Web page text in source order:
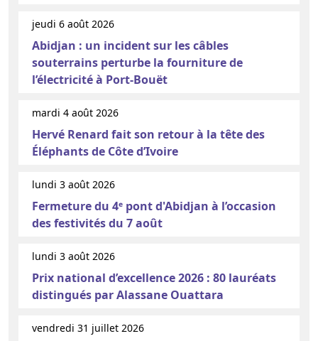
jeudi 6 août 2026
Abidjan : un incident sur les câbles
souterrains perturbe la fourniture de
l’électricité à Port-Bouët
mardi 4 août 2026
Hervé Renard fait son retour à la tête des
Éléphants de Côte d’Ivoire
lundi 3 août 2026
Fermeture du 4ᵉ pont d'Abidjan à l’occasion
des festivités du 7 août
lundi 3 août 2026
Prix national d’excellence 2026 : 80 lauréats
distingués par Alassane Ouattara
vendredi 31 juillet 2026